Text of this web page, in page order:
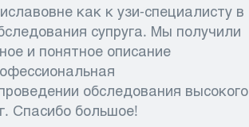
как к узи-специалисту в
супруга. Мы получили
и понятное описание
обследования высокого
Спасибо большое!